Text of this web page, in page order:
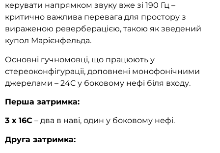
керувати напрямком звуку вже зі 190 Гц –
критично важлива перевага для простору з
вираженою реверберацією, такою як зведений
купол Марієнфельда.
Основні гучномовці, що працюють у
стереоконфігурації, доповнені монофонічними
джерелами – 24C у боковому нефі біля входу.
Перша затримка:
3 х 16C – два в наві, один у боковому нефі.
Друга затримка: